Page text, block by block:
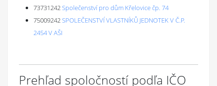
73731242Společenství pro dům Křelovice čp. 74
75009242SPOLEČENSTVÍ VLASTNÍKŮ JEDNOTEK V Č.P.
2454 V AŠI
Prehľad spoločností podľa IČO